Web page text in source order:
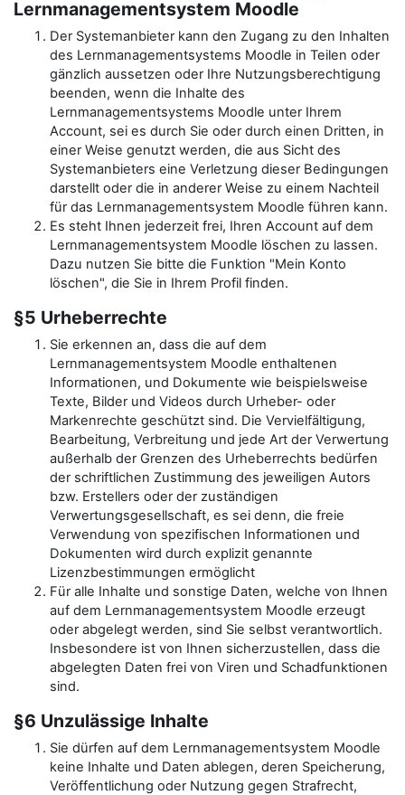
Lernmanagementsystem Moodle
Der Systemanbieter kann den Zugang zu den Inhalten
des Lernmanagementsystems Moodle in Teilen oder
gänzlich aussetzen oder Ihre Nutzungsberechtigung
beenden, wenn die Inhalte des
Lernmanagementsystems Moodle unter Ihrem
Account, sei es durch Sie oder durch einen Dritten, in
einer Weise genutzt werden, die aus Sicht des
Systemanbieters eine Verletzung dieser Bedingungen
darstellt oder die in anderer Weise zu einem Nachteil
für das Lernmanagementsystem Moodle führen kann.
Es steht Ihnen jederzeit frei, Ihren Account auf dem
Lernmanagementsystem Moodle löschen zu lassen.
Dazu nutzen Sie bitte die Funktion "Mein Konto
löschen", die Sie in Ihrem Profil finden.
§5 Urheberrechte
Sie erkennen an, dass die auf dem
Lernmanagementsystem Moodle enthaltenen
Informationen, und Dokumente wie beispielsweise
Texte, Bilder und Videos durch Urheber- oder
Markenrechte geschützt sind. Die Vervielfältigung,
Bearbeitung, Verbreitung und jede Art der Verwertung
außerhalb der Grenzen des Urheberrechts bedürfen
der schriftlichen Zustimmung des jeweiligen Autors
bzw. Erstellers oder der zuständigen
Verwertungsgesellschaft, es sei denn, die freie
Verwendung von spezifischen Informationen und
Dokumenten wird durch explizit genannte
Lizenzbestimmungen ermöglicht
Für alle Inhalte und sonstige Daten, welche von Ihnen
auf dem Lernmanagementsystem Moodle erzeugt
oder abgelegt werden, sind Sie selbst verantwortlich.
Insbesondere ist von Ihnen sicherzustellen, dass die
abgelegten Daten frei von Viren und Schadfunktionen
sind.
§6 Unzulässige Inhalte
Sie dürfen auf dem Lernmanagementsystem Moodle
keine Inhalte und Daten ablegen, deren Speicherung,
Veröffentlichung oder Nutzung gegen Strafrecht,